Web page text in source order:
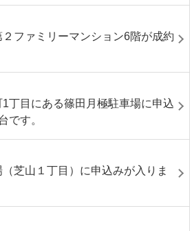
２ファミリーマンション6階が成約
1丁目にある篠田月極駐車場に申込
です。
（芝山１丁目）に申込みが入りま